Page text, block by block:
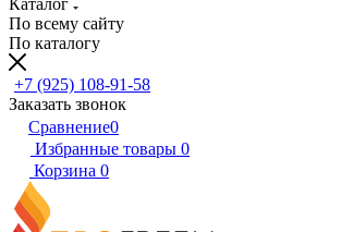
Каталог
По всему сайту
По каталогу
+7 (925) 108-91-58
Заказать звонок
Сравнение0
Избранные товары 0
Корзина 0